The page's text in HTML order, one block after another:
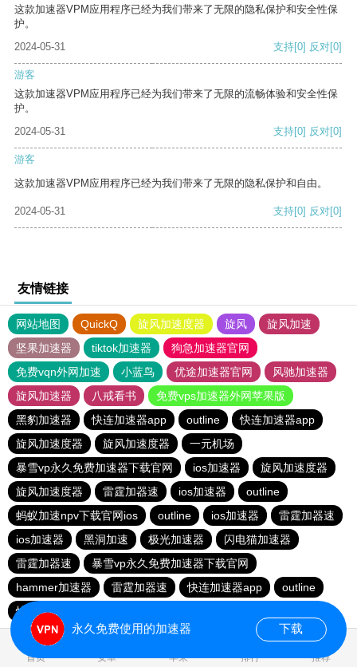
这款加速器VPM应用程序已经为我们带来了无限的隐私保护和安全性保
护。
2024-05-31
支持[0] 反对[0]
游客
这款加速器VPM应用程序已经为我们带来了无限的流畅体验和安全性保
护。
2024-05-31
支持[0] 反对[0]
游客
这款加速器VPM应用程序已经为我们带来了无限的隐私保护和自由。
2024-05-31 支持[0] 反对[0]
友情链接
网站地图 QuickQ 旋风加速度器 旋风
旋风加速
坚果加速器
tiktok加速器
狗急加速器官网
免费vqn外网加速
小蓝鸟 优途加速器官网
风驰加速器
旋风加速器
八戒看书
免费vps加速器外网苹果版
黑豹加速器
快连加速器app outline
快连加速器app
旋风加速度器
旋风加速度器
一元机场
暴雪vp永久免费加速器下载官网
ios加速器
旋风加速度器
旋风加速度器
雷霆加器速 ios加速器
outline
蚂蚁加速npv下载官网ios
outline ios加速器
雷霆加器速
ios加速器
黑洞加速 极光加速器
闪电猫加速器
雷霆加器速
暴雪vp永久免费加速器下载官网
hammer加速器
雷霆加器速 快连加速器app
outline
快连加速器app
首页 安卓 苹果 排行 推荐
永久免费使用的加速器 下载
0.047641s